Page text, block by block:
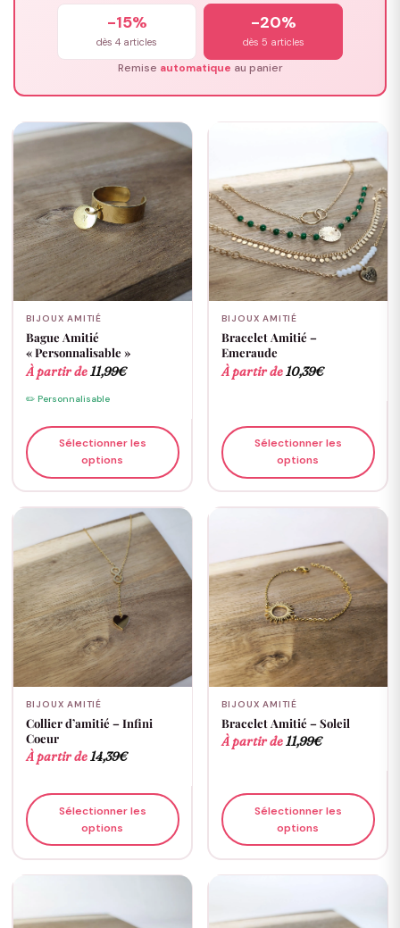
-15%
dès 4 articles
-20%
dès 5 articles
Remise automatique au panier
BIJOUX AMITIÉ
Bague Amitié
« Personnalisable »
À partir de11,99€
✏️ Personnalisable
Sélectionner les
options
BIJOUX AMITIÉ
Bracelet Amitié –
Emeraude
À partir de10,39€
Sélectionner les
options
BIJOUX AMITIÉ
Collier d’amitié – Infini
Coeur
À partir de14,39€
Sélectionner les
options
BIJOUX AMITIÉ
Bracelet Amitié – Soleil
À partir de11,99€
Sélectionner les
options